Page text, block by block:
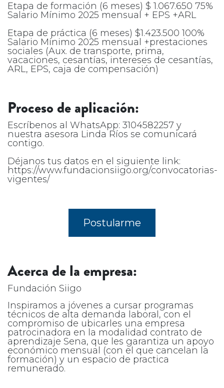
Etapa de formación (6 meses) $ 1.067.650 75%
Salario Mínimo 2025 mensual + EPS +ARL
Etapa de práctica (6 meses) $1.423.500 100%
Salario Mínimo 2025 mensual +prestaciones
sociales (Aux. de transporte, prima,
vacaciones, cesantías, intereses de cesantías,
ARL, EPS, caja de compensación)
Proceso de aplicación:
Escríbenos al WhatsApp: 3104582257 y
nuestra asesora Linda Ríos se comunicará
contigo.
Déjanos tus datos en el siguiente link:
https://www.fundacionsiigo.org/convocatorias-
vigentes/
Postularme
Acerca de la empresa:
Fundación Siigo
Inspiramos a jóvenes a cursar programas
técnicos de alta demanda laboral, con el
compromiso de ubicarles una empresa
patrocinadora en la modalidad contrato de
aprendizaje Sena, que les garantiza un apoyo
económico mensual (con el que cancelan la
formación) y un espacio de practica
remunerado.